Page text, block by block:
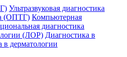
Ультразвуковая диагностика
(ОПТГ) Компьютерная
диагностика
(ЛОР) Диагностика в
в дерматологии